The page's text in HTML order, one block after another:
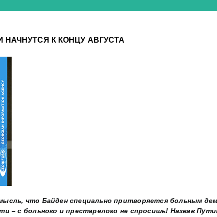
К КОНЦУ АВГУСТА
что Байден специально притворяется больным
– с больного и престарелого не спросишь! Назвав